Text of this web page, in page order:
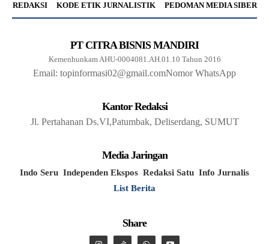
REDAKSI KODE ETIK JURNALISTIK PEDOMAN MEDIA SIBER
PT CITRA BISNIS MANDIRI
Kemenhunkam AHU-0004081.AH.01.10 Tahun 2016
Email: topinformasi02@gmail.comNomor WhatsApp
Kantor Redaksi
Jl. Pertahanan Ds.VI,Patumbak, Deliserdang, SUMUT
Media Jaringan
Indo Seru Independen Ekspos Redaksi Satu Info Jurnalis
List Berita
Share